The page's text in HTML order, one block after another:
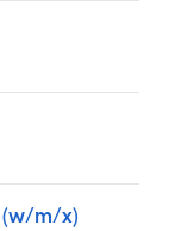
(w/m/x)